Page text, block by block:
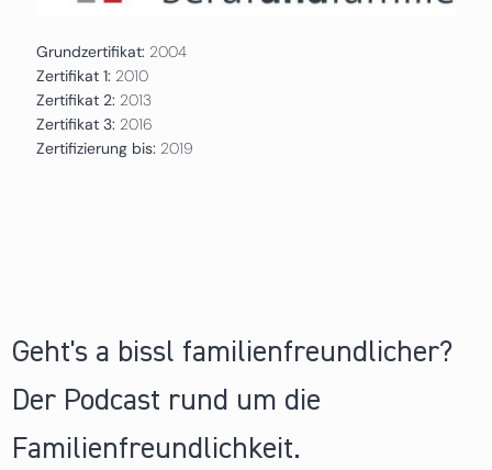
Grundzertifikat: 2004
Zertifikat 1: 2010
Zertifikat 2: 2013
Zertifikat 3: 2016
Zertifizierung bis: 2019
Geht's a bissl familienfreundlicher?
Der Podcast rund um die
Familienfreundlichkeit.